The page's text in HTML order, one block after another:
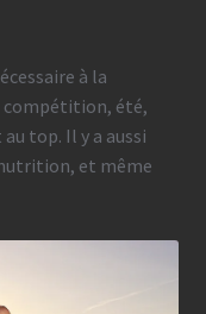
à la
été,
top. Il y a aussi
et même